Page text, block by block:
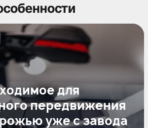
для
передвижения
уже с завода